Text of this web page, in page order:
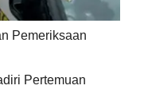
Pemeriksaan
Pertemuan